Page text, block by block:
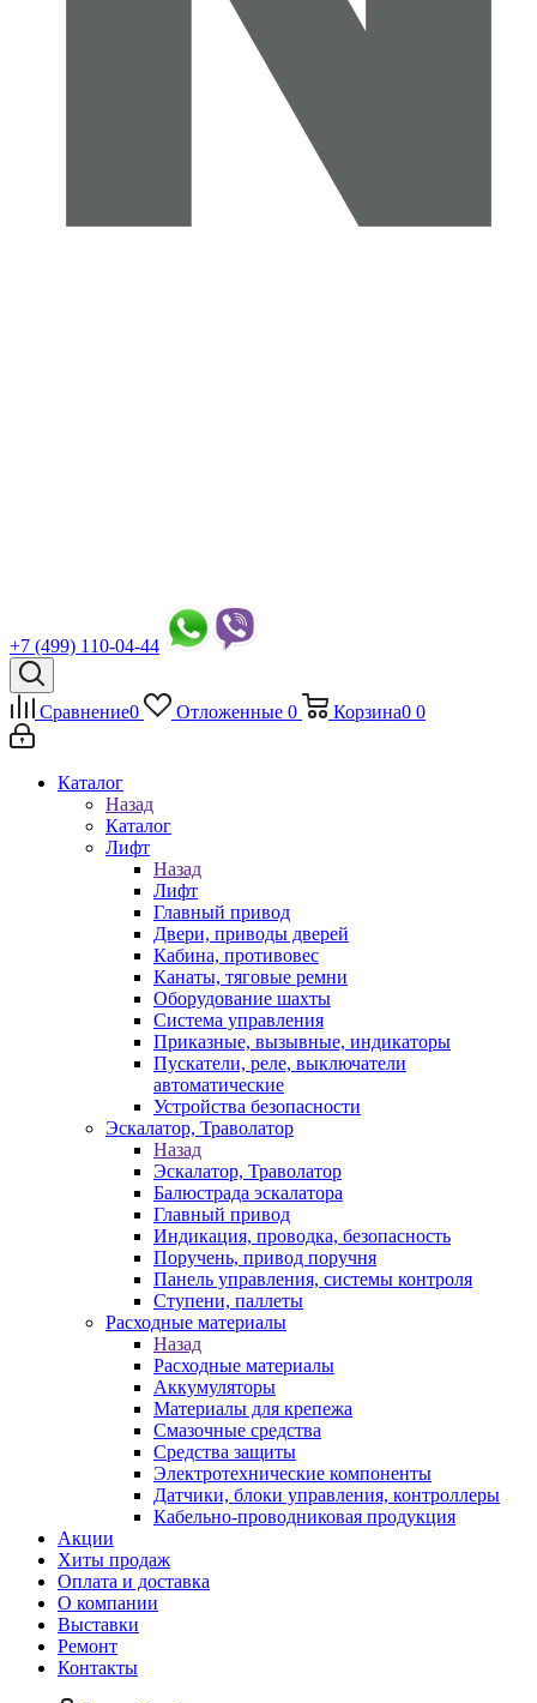
+7 (499) 110-04-44
Сравнение0 Отложенные 0 Корзина0 0
Каталог
Назад
Каталог
Лифт
Назад
Лифт
Главный привод
Двери, приводы дверей
Кабина, противовес
Канаты, тяговые ремни
Оборудование шахты
Система управления
Приказные, вызывные, индикаторы
Пускатели, реле, выключатели
автоматические
Устройства безопасности
Эскалатор, Траволатор
Назад
Эскалатор, Траволатор
Балюстрада эскалатора
Главный привод
Индикация, проводка, безопасность
Поручень, привод поручня
Панель управления, системы контроля
Ступени, паллеты
Расходные материалы
Назад
Расходные материалы
Аккумуляторы
Материалы для крепежа
Смазочные средства
Средства защиты
Электротехнические компоненты
Датчики, блоки управления, контроллеры
Кабельно-проводниковая продукция
Акции
Хиты продаж
Оплата и доставка
О компании
Выставки
Ремонт
Контакты